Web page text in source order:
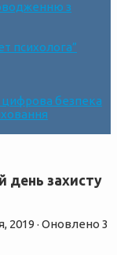
з
психолога”
цифрова безпека
день захисту
2019 · Оновлено 3